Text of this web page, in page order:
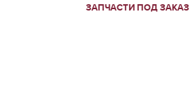
ЗАПЧАСТИ ПОД ЗАКАЗ